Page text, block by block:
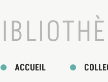
ACCUEIL